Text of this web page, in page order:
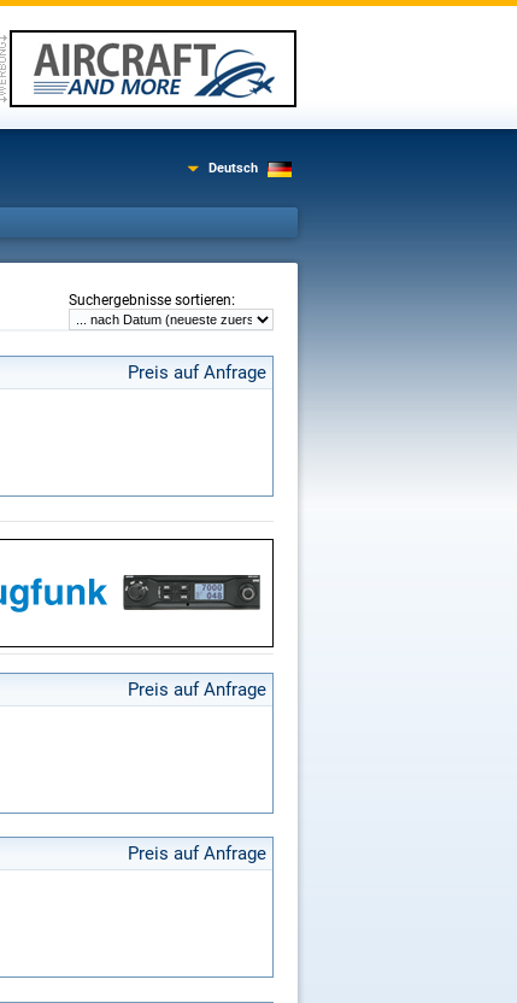
Deutsch
Suchergebnisse sortieren:
Preis auf Anfrage
Preis auf Anfrage
Preis auf Anfrage